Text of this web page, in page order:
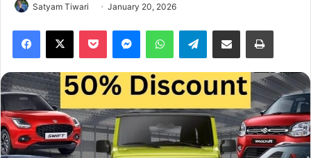
Satyam Tiwari January 20, 2026
Telegram